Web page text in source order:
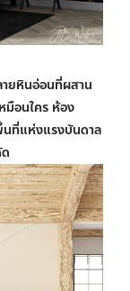
ยหินอ่อนที่ผสาน
มือนใคร ห้อง
ที่แห่งแรงบันดาล